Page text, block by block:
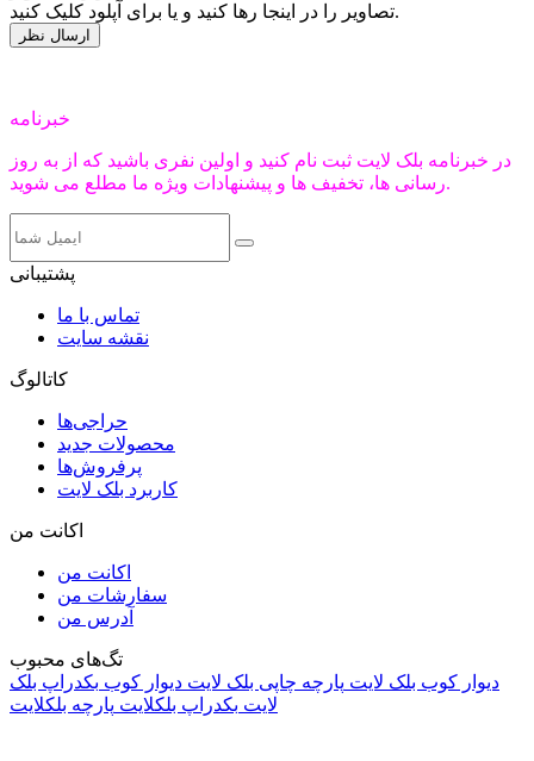
تصاویر را در اینجا رها کنید و یا برای آپلود کلیک کنید.
خبرنامه
در خبرنامه بلک لایت ثبت نام کنید و اولین نفری باشید که از به روز
رسانی ها، تخفیف ها و پیشنهادات ویژه ما مطلع می شوید.
پشتیبانی
تماس با ما
نقشه سایت
کاتالوگ
حراجی‌ها
محصولات جدید
پرفروش‌ها
کاربرد بلک لایت
اکانت من
اکانت من
سفارشات من
آدرس من
تگ‌های محبوب
دیوار کوب بلک لایت پارچه چاپی بلک لایت دیوار کوب بکدراپ بلک
لایت بکدراپ بلکلایت پارچه بلکلایت